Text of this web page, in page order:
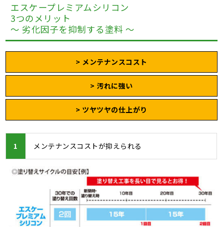
エスケープレミアムシリコン
3つのメリット
～ 劣化因子を抑制する塗料 ～
> メンテナンスコスト
> 汚れに強い
> ツヤツヤの仕上がり
1 メンテナンスコストが抑えられる